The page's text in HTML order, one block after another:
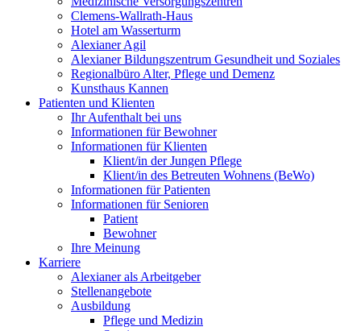
Clemens-Wallrath-Haus
Hotel am Wasserturm
Alexianer Agil
Alexianer Bildungszentrum Gesundheit und Soziales
Regionalbüro Alter, Pflege und Demenz
Kunsthaus Kannen
Patienten und Klienten
Ihr Aufenthalt bei uns
Informationen für Bewohner
Informationen für Klienten
Klient/in der Jungen Pflege
Klient/in des Betreuten Wohnens (BeWo)
Informationen für Patienten
Informationen für Senioren
Patient
Bewohner
Ihre Meinung
Karriere
Alexianer als Arbeitgeber
Stellenangebote
Ausbildung
Pflege und Medizin